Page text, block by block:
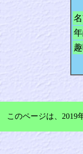
このページは、2019